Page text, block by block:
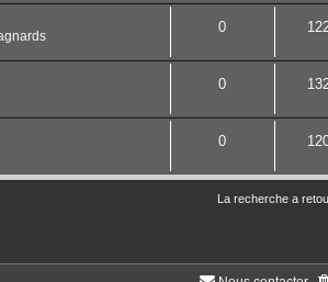
0
0
0
La recherche a